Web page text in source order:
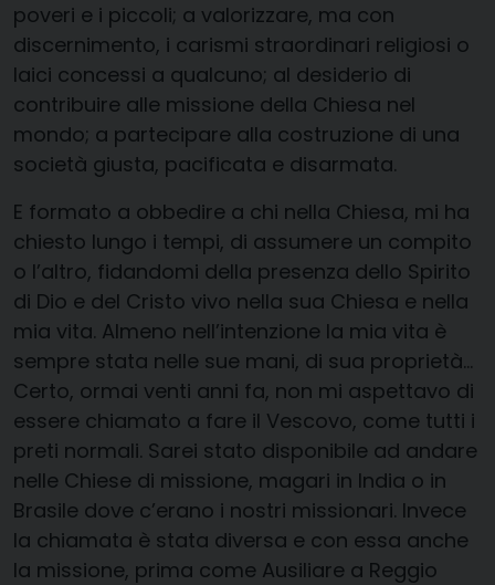
poveri e i piccoli; a valorizzare, ma con
discernimento, i carismi straordinari religiosi o
laici concessi a qualcuno; al desiderio di
contribuire alle missione della Chiesa nel
mondo; a partecipare alla costruzione di una
società giusta, pacificata e disarmata.
E formato a obbedire a chi nella Chiesa, mi ha
chiesto lungo i tempi, di assumere un compito
o l’altro, fidandomi della presenza dello Spirito
di Dio e del Cristo vivo nella sua Chiesa e nella
mia vita. Almeno nell’intenzione la mia vita è
sempre stata nelle sue mani, di sua proprietà…
Certo, ormai venti anni fa, non mi aspettavo di
essere chiamato a fare il Vescovo, come tutti i
preti normali. Sarei stato disponibile ad andare
nelle Chiese di missione, magari in India o in
Brasile dove c’erano i nostri missionari. Invece
la chiamata è stata diversa e con essa anche
la missione, prima come Ausiliare a Reggio